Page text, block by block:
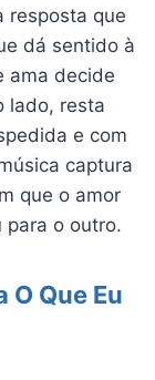
resposta que
dá sentido à
ama decide
lado, resta
e com
captura
que o amor
para o outro.
Que Eu